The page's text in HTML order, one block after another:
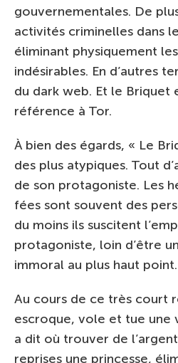
gouvernementales. De
activités criminelles dans
éliminant physiquement
indésirables. En d’autres
du dark web. Et le Briquet
référence à Tor.
À bien des égards, « Le
des plus atypiques. Tout
de son protagoniste. Les
fées sont souvent des
du moins ils suscitent
protagoniste, loin d’être
immoral au plus haut point.
Au cours de ce très court
escroque, vole et tue une
a dit où trouver de
reprises une princesse,